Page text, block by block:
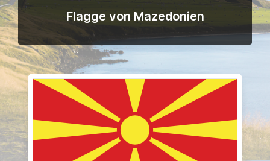
Flagge von Mazedonien